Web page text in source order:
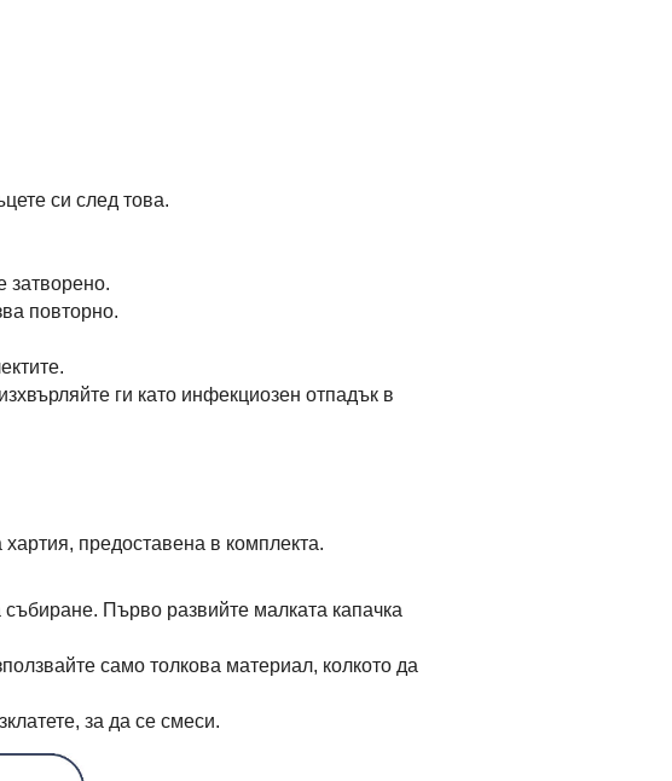
си след това.
затворено.
повторно.
ги като инфекциозен отпадък в
предоставена в комплекта.
Първо развийте малката капачка
само толкова материал, колкото да
за да се смеси.